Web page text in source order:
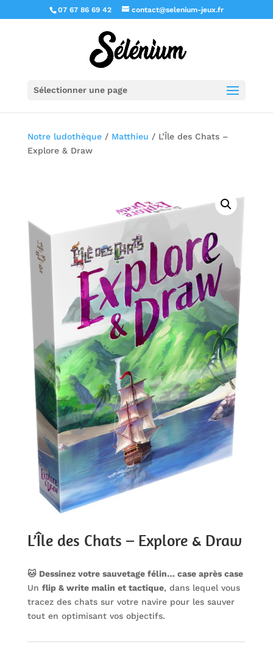
07 67 86 69 42 contact@selenium-jeux.fr
Sélectionner une page
Notre ludothèque/ Matthieu / L’Île des Chats –
Explore & Draw
L’Île des Chats – Explore & Draw
🐱 Dessinez votre sauvetage félin… case après case
Un flip & write malin et tactique, dans lequel vous
tracez des chats sur votre navire pour les sauver
tout en optimisant vos objectifs.